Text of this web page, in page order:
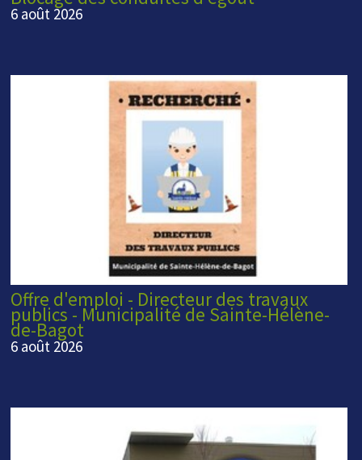
6 août 2026
Offre d'emploi - Directeur des travaux
publics - Municipalité de Sainte-Hélène-
de-Bagot
6 août 2026